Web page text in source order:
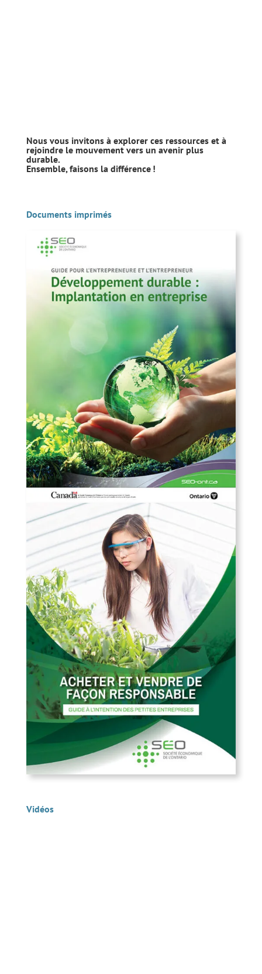
Nous vous invitons à explorer ces ressources et à
rejoindre le mouvement vers un avenir plus
durable.
Ensemble, faisons la différence !
Documents imprimés
Vidéos